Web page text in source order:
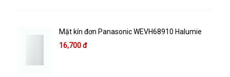
Mặt kín đơn Panasonic WEVH68910 Halumie
16,700 đ